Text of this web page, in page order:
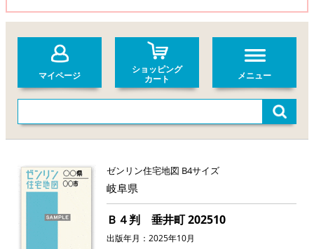
マイページ
ショッピング
カート
メニュー
ゼンリン住宅地図 B4サイズ
岐阜県
Ｂ４判 垂井町 202510
出版年月：2025年10月